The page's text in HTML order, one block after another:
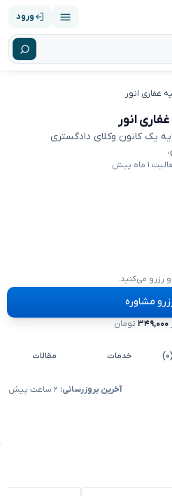
ورود
غفاری انور
انور
یک کانون وکلای دادگستری
،
ماه پیش
و رزرو می‌کنید.
مشاوره
۳۴۹,۰۰۰تومان
خدمات مقالات
آخرین بروزرسانی: